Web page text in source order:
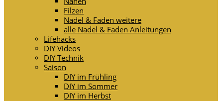
Filzen
Nadel & Faden weitere
alle Nadel & Faden Anleitungen
Lifehacks
DIY Videos
DIY Technik
Saison
DIY im Frühling
DIY im Sommer
DIY im Herbst